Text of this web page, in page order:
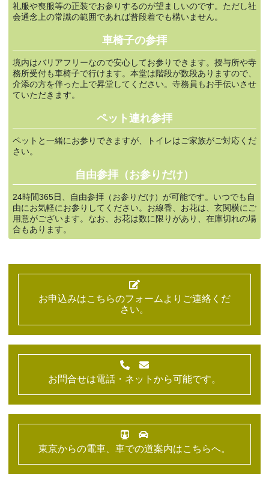
礼服や喪服等の正装でお参りするのが望ましいのです。ただし社
会通念上の常識の範囲であれば普段着でも構いません。
車椅子の参拝
境内はバリアフリーなので安心してお参りできます。授与所や寺
務所受付も車椅子で行けます。本堂は階段が数段ありますので、
介添の方を伴った上で昇堂してください。寺務員もお手伝いさせ
ていただきます。
ペット連れ参拝
ペットと一緒にお参りできますが、トイレはご家族がご対応くだ
さい。
自由参拝（お参りだけ）
24時間365日、自由参拝（お参りだけ）が可能です。いつでも自
由にお気軽にお参りしてください。お線香、お花は、玄関横にご
用意がございます。なお、お花は数に限りがあり、在庫切れの場
合もあります。
お申込みはこちらのフォームよりご連絡くだ
さい。
お問合せは電話・ネットから可能です。
東京からの電車、車での道案内はこちらへ。